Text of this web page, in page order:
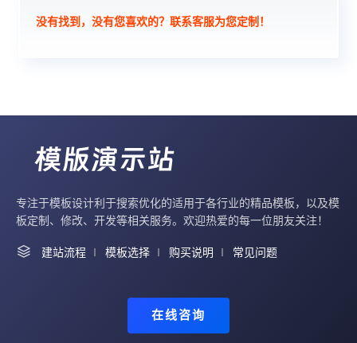
没有找到，没有您喜欢的？联系客服为您定制！
专注于模板设计利于搜索优化的适用于各行业的精品模板，以及模
板定制、修改、开发等相关服务。欢迎热爱的每一位朋友关注！
建站流程 模板选择 购买说明 常见问题
在线咨询